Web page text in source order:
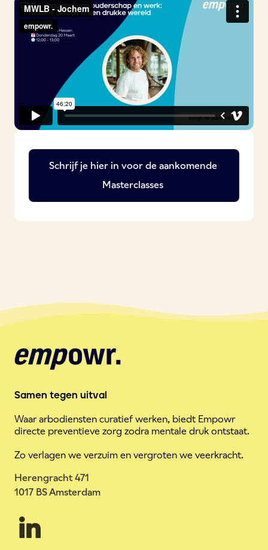
Schrijf je hier in voor de aankomende
Masterclasses
Samen tegen uitval
Waar arbodiensten curatief werken, biedt Empowr
directe preventieve zorg zodra mentale druk ontstaat.
Zo verlagen we verzuim en vergroten we veerkracht.
Herengracht 471
1017 BS Amsterdam